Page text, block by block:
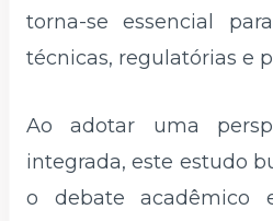
torna-se essencial
técnicas, regulatórias e
Ao adotar uma
integrada, este estudo
o debate acadêmico